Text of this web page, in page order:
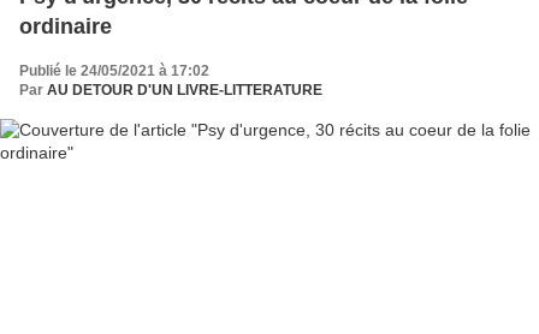
ordinaire
Publié le 24/05/2021 à 17:02
Par AU DETOUR D'UN LIVRE-LITTERATURE